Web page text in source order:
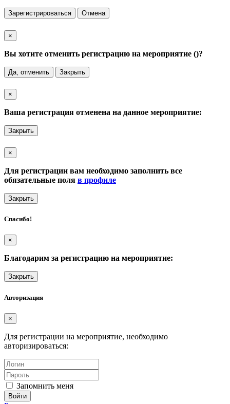
Зарегистрироваться Отмена
×
Вы хотите отменить регистрацию на мероприятие ()?
Да, отменить Закрыть
×
Ваша регистрация отменена на данное мероприятие:
Закрыть
×
Для регистрации вам необходимо заполнить все
обязательные поля в профиле
Закрыть
Спасибо!
×
Благодарим за регистрацию на мероприятие:
Закрыть
Авторизация
×
Для регистрации на мероприятие, необходимо
авторизироваться:
Запомнить меня